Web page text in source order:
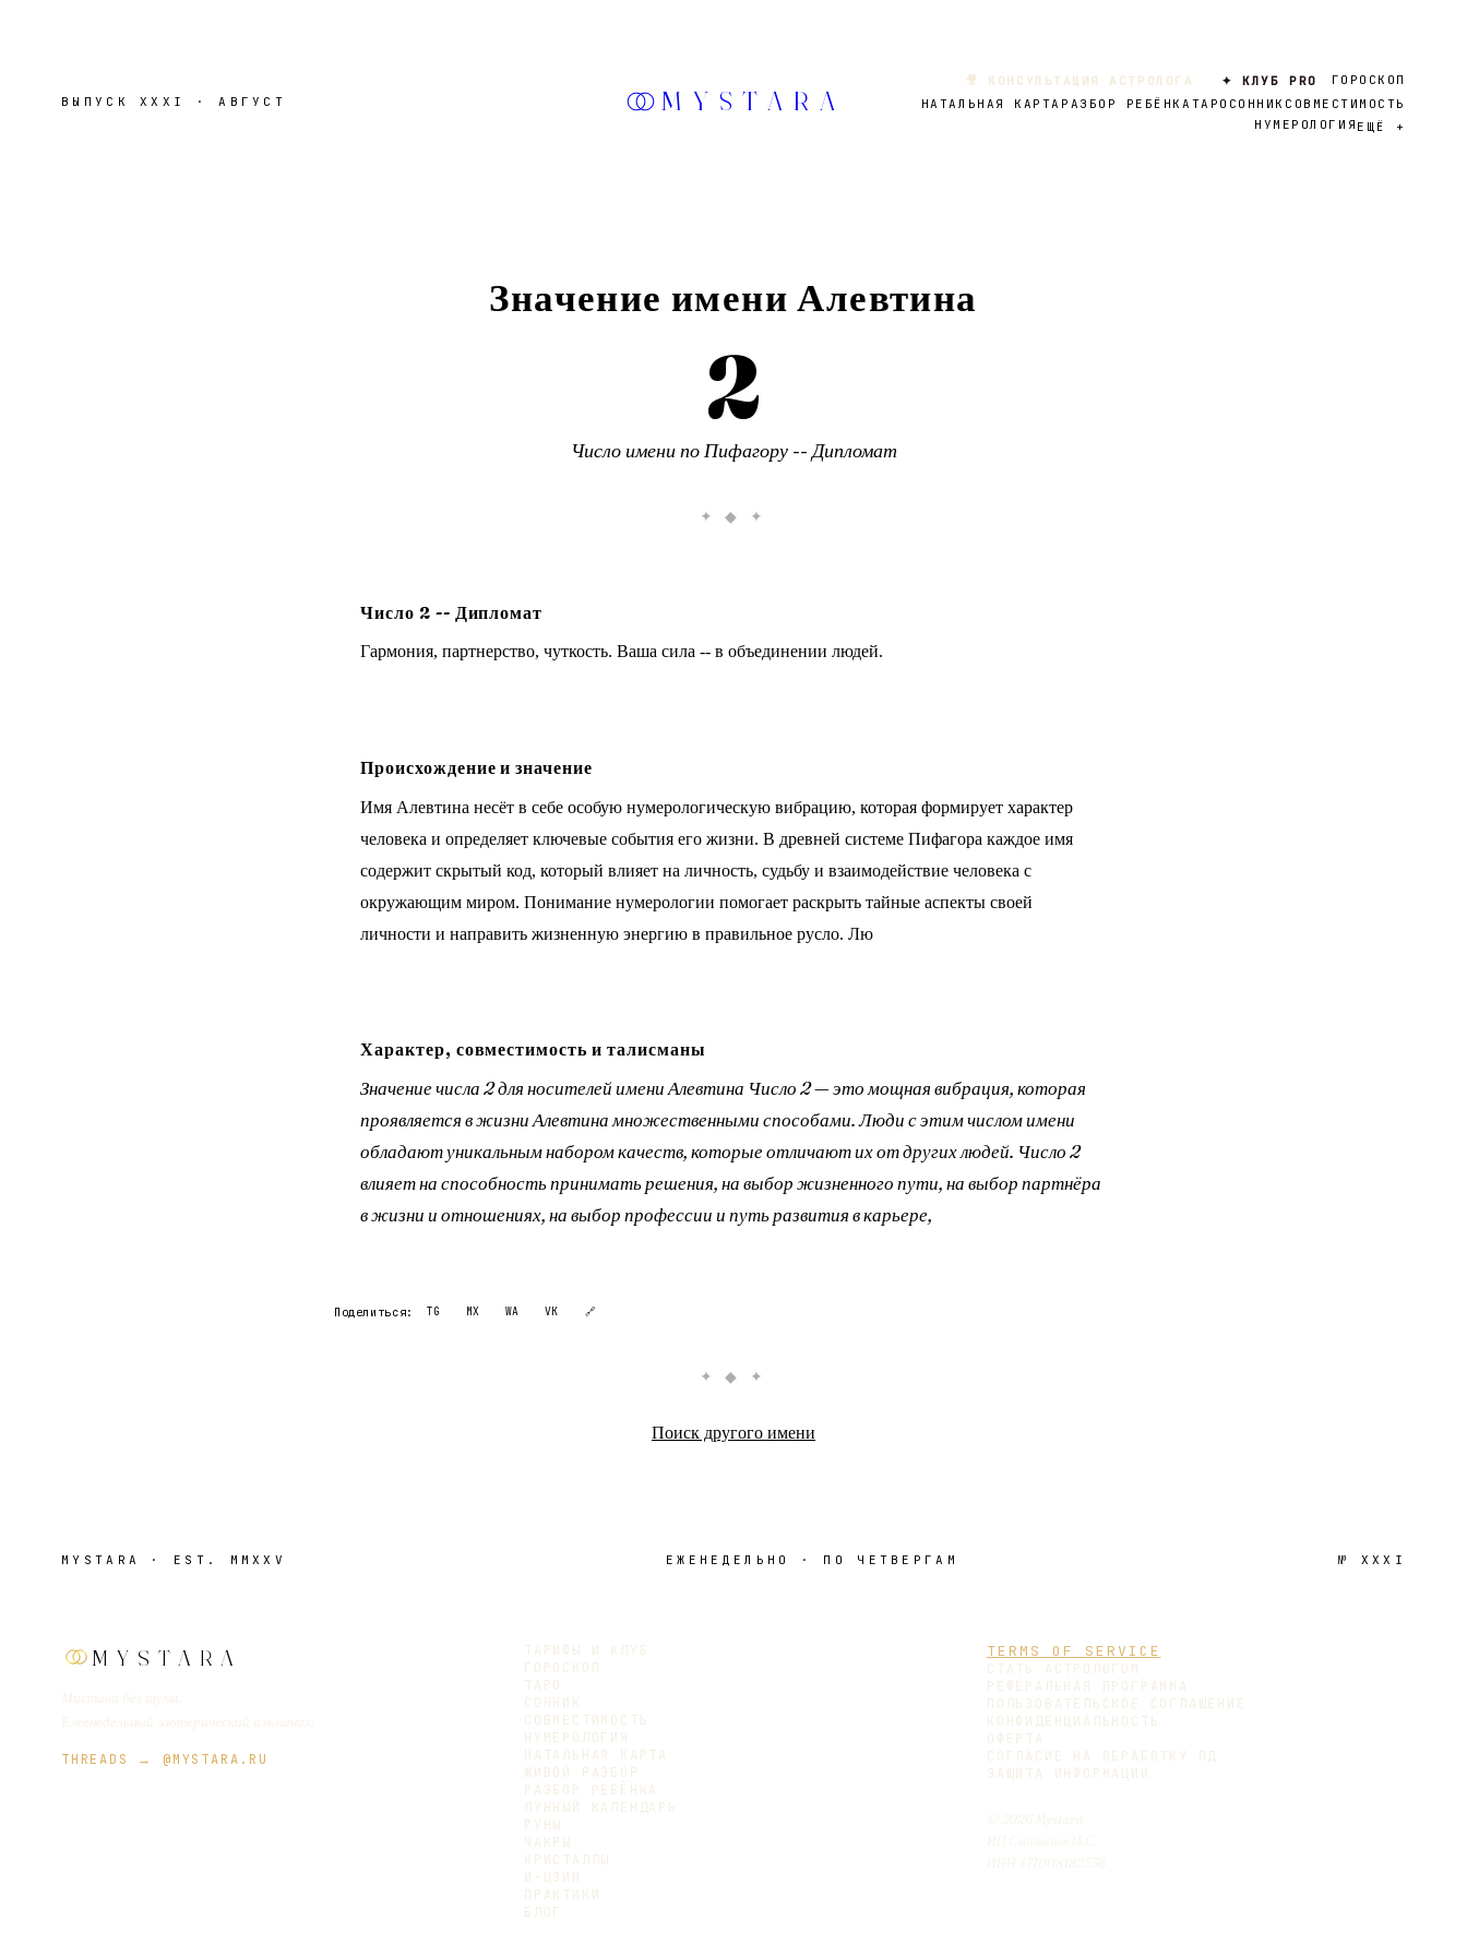
ВЫПУСКXXXI · АВГУСТ MYSTARA
🎥 КОНСУЛЬТАЦИЯ АСТРОЛОГА ✦ КЛУБ PRO
ГОРОСКОП
НАТАЛЬНАЯ КАРТА РАЗБОР РЕБЁНКА ТАРО СОННИК СОВМЕСТИМОСТЬ
НУМЕРОЛОГИЯ ЕЩЁ +
Значение имениАлевтина
2
Число имени по Пифагору -- Дипломат
✦ ◆ ✦
Число 2 -- Дипломат
Гармония, партнерство, чуткость. Ваша сила -- в объединении людей.
Происхождение и значение
Имя Алевтина несёт в себе особую нумерологическую вибрацию, которая формирует характер
человека и определяет ключевые события его жизни. В древней системе Пифагора каждое имя
содержит скрытый код, который влияет на личность, судьбу и взаимодействие человека с
окружающим миром. Понимание нумерологии помогает раскрыть тайные аспекты своей
личности и направить жизненную энергию в правильное русло. Лю
Характер, совместимость и талисманы
Значение числа 2 для носителей имени Алевтина Число 2 — это мощная вибрация, которая
проявляется в жизни Алевтина множественными способами. Люди с этим числом имени
обладают уникальным набором качеств, которые отличают их от других людей. Число 2
влияет на способность принимать решения, на выбор жизненного пути, на выбор партнёра
в жизни и отношениях, на выбор профессии и путь развития в карьере,
Поделиться: TG MX WA VK 🔗
✦ ◆ ✦
Поиск другого имени
MYSTARA · EST. MMXXV ЕЖЕНЕДЕЛЬНО · ПО ЧЕТВЕРГАМ № XXXI
MYSTARA
THREADS → @MYSTARA.RU
ТАРИФЫ И КЛУБ
ГОРОСКОП
ТАРО
СОННИК
СОВМЕСТИМОСТЬ
НУМЕРОЛОГИЯ
НАТАЛЬНАЯ КАРТА
ЖИВОЙ РАЗБОР
РАЗБОР РЕБЁНКА
ЛУННЫЙ КАЛЕНДАРЬ
РУНЫ
ЧАКРЫ
КРИСТАЛЛЫ
И-ЦЗИН
ПРАКТИКИ
БЛОГ
TERMS OF SERVICE
СТАТЬ АСТРОЛОГОМ
РЕФЕРАЛЬНАЯ ПРОГРАММА
ПОЛЬЗОВАТЕЛЬСКОЕ СОГЛАШЕНИЕ
КОНФИДЕНЦИАЛЬНОСТЬ
ОФЕРТА
СОГЛАСИЕ НА ОБРАБОТКУ ПД
ЗАЩИТА ИНФОРМАЦИИ